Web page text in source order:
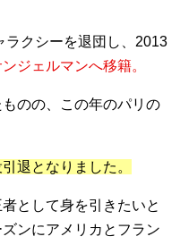
ラクシーを退団し、2013
ジェルマンへ移籍。
のの、この年のパリの
退となりました。
として身を引きたいと
ンにアメリカとフラン